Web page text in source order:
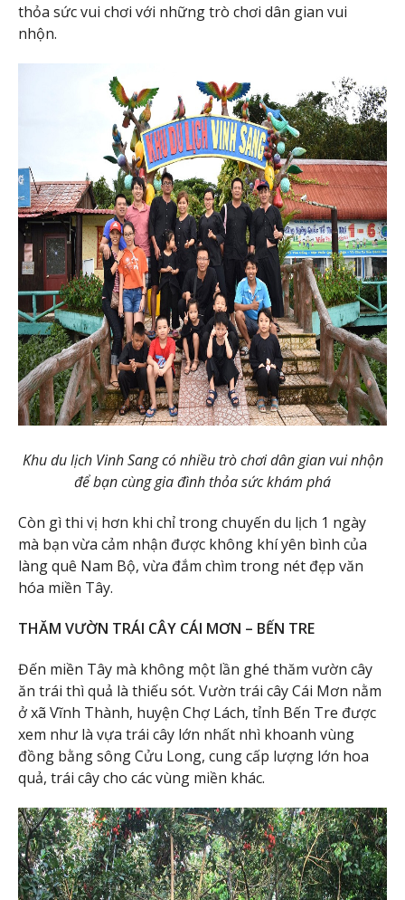
thỏa sức vui chơi với những trò chơi dân gian vui
nhộn.
Khu du lịch Vinh Sang có nhiều trò chơi dân gian vui nhộn
để bạn cùng gia đình thỏa sức khám phá
Còn gì thi vị hơn khi chỉ trong chuyến du lịch 1 ngày
mà bạn vừa cảm nhận được không khí yên bình của
làng quê Nam Bộ, vừa đắm chìm trong nét đẹp văn
hóa miền Tây.
THĂM VƯỜN TRÁI CÂY CÁI MƠN – BẾN TRE
Đến miền Tây mà không một lần ghé thăm vườn cây
ăn trái thì quả là thiếu sót. Vườn trái cây Cái Mơn nằm
ở xã Vĩnh Thành, huyện Chợ Lách, tỉnh Bến Tre được
xem như là vựa trái cây lớn nhất nhì khoanh vùng
đồng bằng sông Cửu Long, cung cấp lượng lớn hoa
quả, trái cây cho các vùng miền khác.